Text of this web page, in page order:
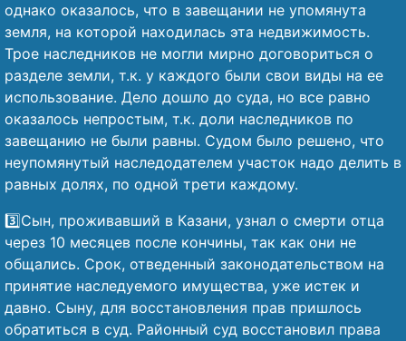
однако оказалось, что в завещании не упомянута
земля, на которой находилась эта недвижимость.
Трое наследников не могли мирно договориться о
разделе земли, т.к. у каждого были свои виды на ее
использование. Дело дошло до суда, но все равно
оказалось непростым, т.к. доли наследников по
завещанию не были равны. Судом было решено, что
неупомянутый наследодателем участок надо делить в
равных долях, по одной трети каждому.
3️⃣Сын, проживавший в Казани, узнал о смерти отца
через 10 месяцев после кончины, так как они не
общались. Срок, отведенный законодательством на
принятие наследуемого имущества, уже истек и
давно. Сыну, для восстановления прав пришлось
обратиться в суд. Районный суд восстановил права